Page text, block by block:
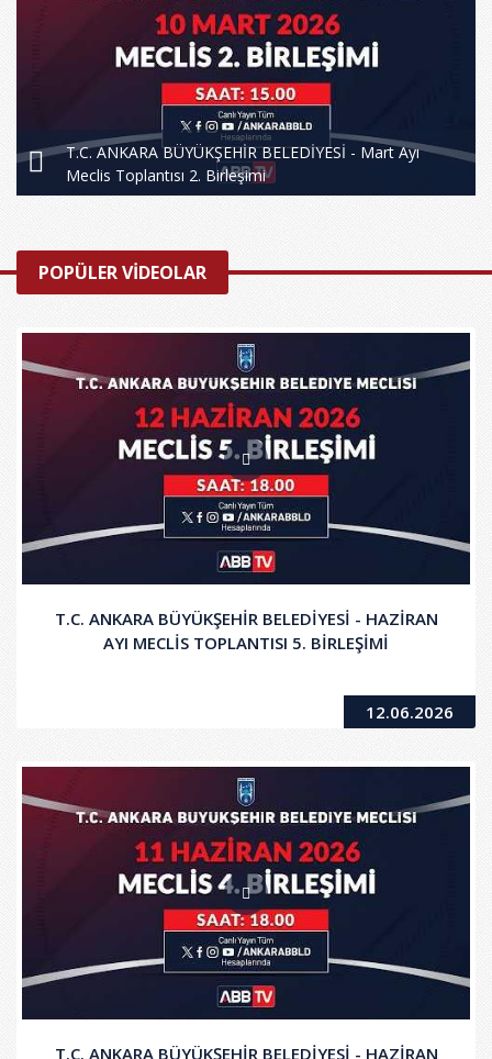
T.C. ANKARA BÜYÜKŞEHİR BELEDİYESİ - Mart Ayı
Meclis Toplantısı 2. Birleşimi
POPÜLER VİDEOLAR
T.C. ANKARA BÜYÜKŞEHİR BELEDİYESİ - HAZİRAN
AYI MECLİS TOPLANTISI 5. BİRLEŞİMİ
12.06.2026
T.C. ANKARA BÜYÜKŞEHİR BELEDİYESİ - HAZİRAN